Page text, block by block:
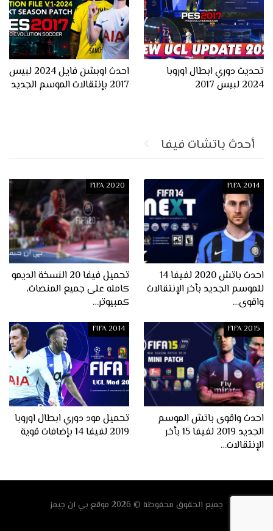
تحديث دوري ابطال اوروبا
2024 لبيس 2017
احدث اوبشن فايل 2024 لبيس
2017 بإنتقالات الموسم الجديد
أحدث باتشات فيفا
FIFA 2014
احدث باتش 2020 لفيفا 14
للموسم الجديد بأخر الإنتقالات
واقوى…
FIFA 2020
تحميل فيفا 20 النسخة الديمو
كامله على جميع المنصات،
كمبيوتر…
FIFA 2015
احدث واقوى باتش الموسم
الجديد 2019 لفيفا 15 بأخر
الإنتقالات…
FIFA 2014
تحميل مود دوري ابطال اوروبا
2019 لفيفا 14 بإضافات قوية
جميع الحقوق محفوظة © 2026 موقع بي ان جيمز